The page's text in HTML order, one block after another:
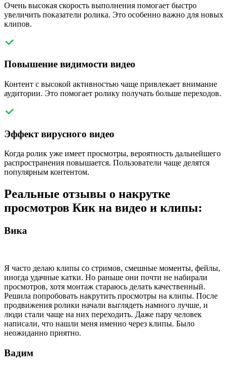
Очень высокая скорость выполнения помогает быстро
увеличить показатели ролика. Это особенно важно для новых
клипов.
Повышение видимости видео
Контент с высокой активностью чаще привлекает внимание
аудитории. Это помогает ролику получать больше переходов.
Эффект вирусного видео
Когда ролик уже имеет просмотры, вероятность дальнейшего
распространения повышается. Пользователи чаще делятся
популярным контентом.
Реальные отзывы о накрутке
просмотров Кик на видео и клипы:
Вика
Я часто делаю клипы со стримов, смешные моменты, фейлы,
иногда удачные катки. Но раньше они почти не набирали
просмотров, хотя монтаж стараюсь делать качественный.
Решила попробовать накрутить просмотры на клипы. После
продвижения ролики начали выглядеть намного лучше, и
люди стали чаще на них переходить. Даже пару человек
написали, что нашли меня именно через клипы. Было
неожиданно приятно.
Вадим